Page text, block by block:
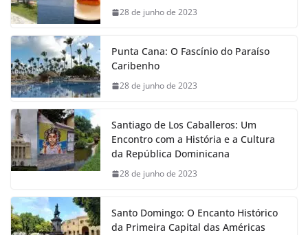
28 de junho de 2023
Punta Cana: O Fascínio do Paraíso
Caribenho
28 de junho de 2023
Santiago de Los Caballeros: Um
Encontro com a História e a Cultura
da República Dominicana
28 de junho de 2023
Santo Domingo: O Encanto Histórico
da Primeira Capital das Américas